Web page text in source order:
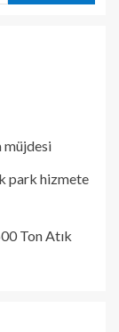
müjdesi
park hizmete
Ton Atık